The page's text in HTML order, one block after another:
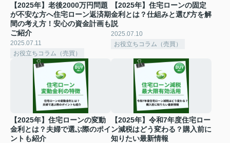
【2025年】老後2000万円問題
が不安な方へ住宅ローン返済期
間の考え方！安心の資金計画も
ご紹介
2025.07.11
お役立ちコラム（売買）
【2025年】住宅ローンの固定
金利とは？仕組みと選び方を解
説
2025.07.10
お役立ちコラム（売買）
【2025年】住宅ローンの変動
金利とは？夫婦で選ぶ際のポイ
ントも紹介
【2025年】令和7年度住宅ロー
ン減税はどう変わる？購入前に
知りたい最新情報